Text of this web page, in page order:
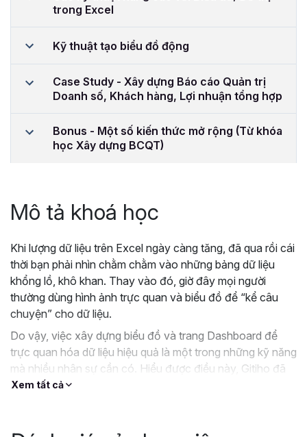
trong Excel
Kỹ thuật tạo biểu đồ động
Case Study - Xây dựng Báo cáo Quản trị
Doanh số, Khách hàng, Lợi nhuận tổng hợp
Bonus - Một số kiến thức mở rộng (Từ khóa
học Xây dựng BCQT)
Mô tả khoá học
Khi lượng dữ liệu trên Excel ngày càng tăng, đã qua rồi cái
thời bạn phải nhìn chằm chằm vào những bảng dữ liệu
khổng lồ, khô khan. Thay vào đó, giờ đây mọi người
thường dùng hình ảnh trực quan và biểu đồ để “kể câu
chuyện” cho dữ liệu.
Do vậy, việc xây dựng biểu đồ và trang Dashboard để
trực quan hóa dữ liệu hiệu quả là một trong những kỹ năng
mà nhiều nhân sự cần có. Hiểu được điều này, Gitiho đã
cho ra mắtkhóa học Excel làm báo cáo
Xem tất cả